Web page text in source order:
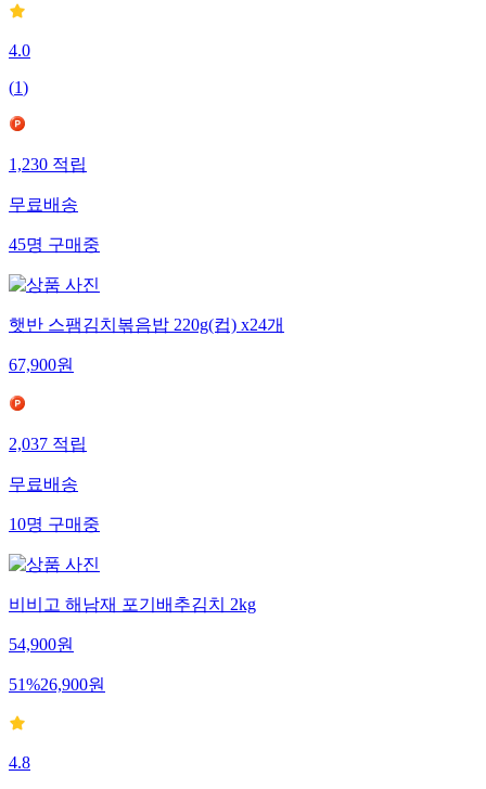
4.0
(1)
1,230 적립
무료배송
45명 구매중
햇반 스팸김치볶음밥 220g(컵) x24개
67,900원
2,037 적립
무료배송
10명 구매중
비비고 해남재 포기배추김치 2kg
54,900원
51%26,900원
4.8